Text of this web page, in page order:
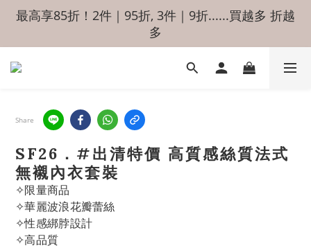
最高享85折！2件｜95折, 3件｜9折......買越多 折越
多
Share
SF26．#出清特價 高質感絲質法式
無襯內衣套裝
✧限量商品
✧華麗波浪花瓣蕾絲
✧性感綁脖設計
✧高品質